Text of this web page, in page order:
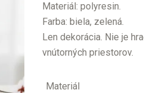
Materiál: polyresin.
Farba: biela, zelená.
Len dekorácia. Nie je
vnútorných priestorov.
Materiál